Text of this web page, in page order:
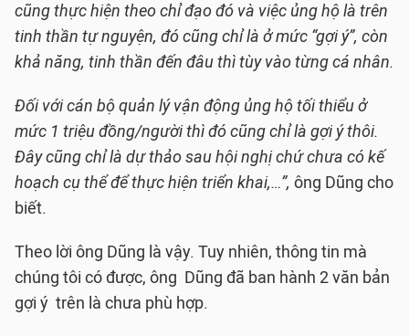
cũng thực hiện theo chỉ đạo đó và việc ủng hộ là trên
tinh thần tự nguyện, đó cũng chỉ là ở mức “gợi ý”, còn
khả năng, tinh thần đến đâu thì tùy vào từng cá nhân.
Đối với cán bộ quản lý vận động ủng hộ tối thiểu ở
mức 1 triệu đồng/người thì đó cũng chỉ là gợi ý thôi.
Đây cũng chỉ là dự thảo sau hội nghị chứ chưa có kế
hoạch cụ thể để thực hiện triển khai,…”, ông Dũng cho
biết.
Theo lời ông Dũng là vậy. Tuy nhiên, thông tin mà
chúng tôi có được, ông Dũng đã ban hành 2 văn bản
gợi ý trên là chưa phù hợp.